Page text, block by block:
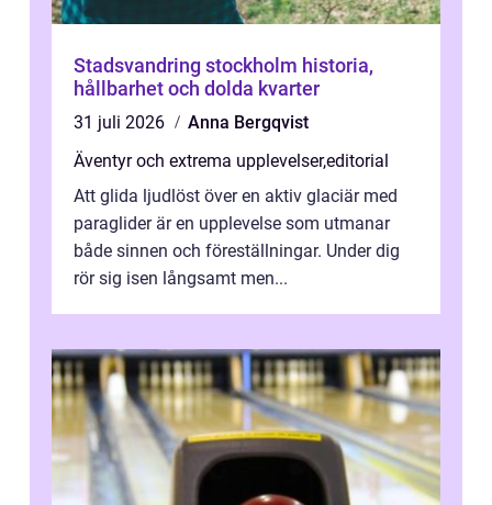
Stadsvandring stockholm historia,
hållbarhet och dolda kvarter
31 juli 2026
Anna Bergqvist
Äventyr och extrema upplevelser,editorial
Att glida ljudlöst över en aktiv glaciär med
paraglider är en upplevelse som utmanar
både sinnen och föreställningar. Under dig
rör sig isen långsamt men...